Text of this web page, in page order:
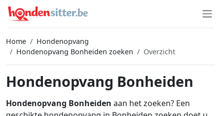
Home
Hondenopvang
Hondenopvang Bonheiden zoeken
Overzicht
Hondenopvang Bonheiden
Hondenopvang Bonheiden aan het zoeken? Een